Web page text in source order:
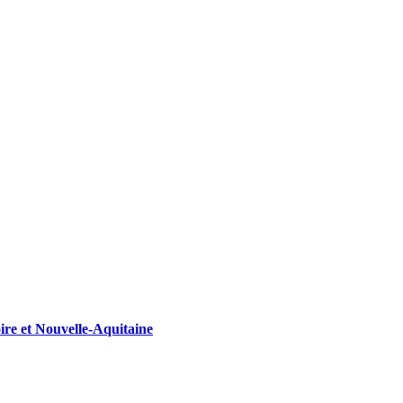
et Nouvelle-Aquitaine